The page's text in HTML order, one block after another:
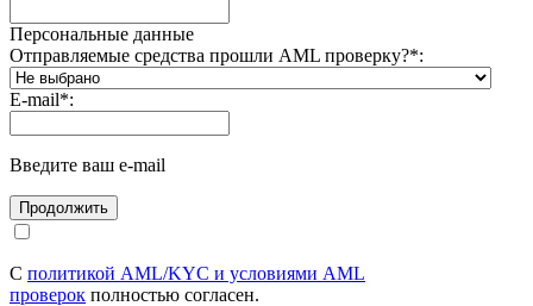
Персональные данные
Отправляемые средства прошли AML проверку?*:
E-mail*:
Введите ваш e-mail
С политикой AML/KYC и условиями AML
проверок полностью согласен.